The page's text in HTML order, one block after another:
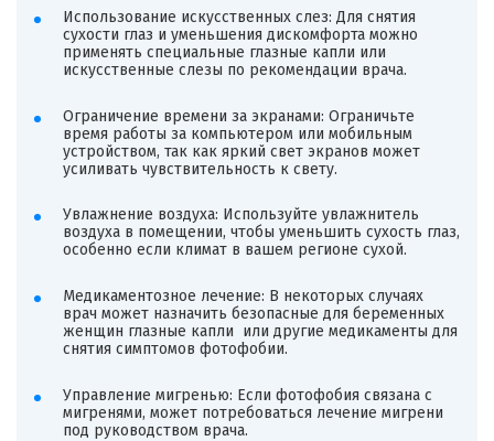
Использование искусственных слез: Для снятия
сухости глаз и уменьшения дискомфорта можно
применять специальные глазные капли или
искусственные слезы по рекомендации врача.
Ограничение времени за экранами: Ограничьте
время работы за компьютером или мобильным
устройством, так как яркий свет экранов может
усиливать чувствительность к свету.
Увлажнение воздуха: Используйте увлажнитель
воздуха в помещении, чтобы уменьшить сухость глаз,
особенно если климат в вашем регионе сухой.
Медикаментозное лечение: В некоторых случаях
врач может назначить безопасные для беременных
женщин глазные капли или другие медикаменты для
снятия симптомов фотофобии.
Управление мигренью: Если фотофобия связана с
мигренями, может потребоваться лечение мигрени
под руководством врача.